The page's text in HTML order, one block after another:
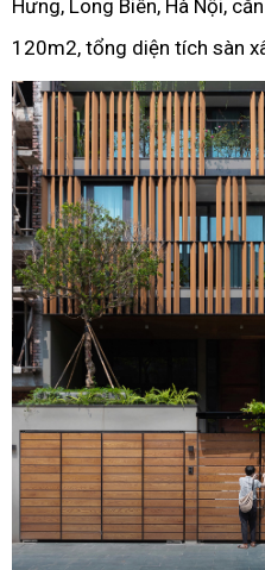
Hưng, Long Biên, Hà Nội,
120m2, tổng diện tích sàn